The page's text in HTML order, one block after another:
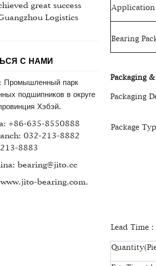
great success
Logistics
С НАМИ
Промышленный парк
подшипников в округе
Хэбэй.
+86-635-8550888
032-213-8882
8883
bearing@jito.cc
bearing.com.
Application
Bearing
Packaging
Packaging
Package
Lead Time :